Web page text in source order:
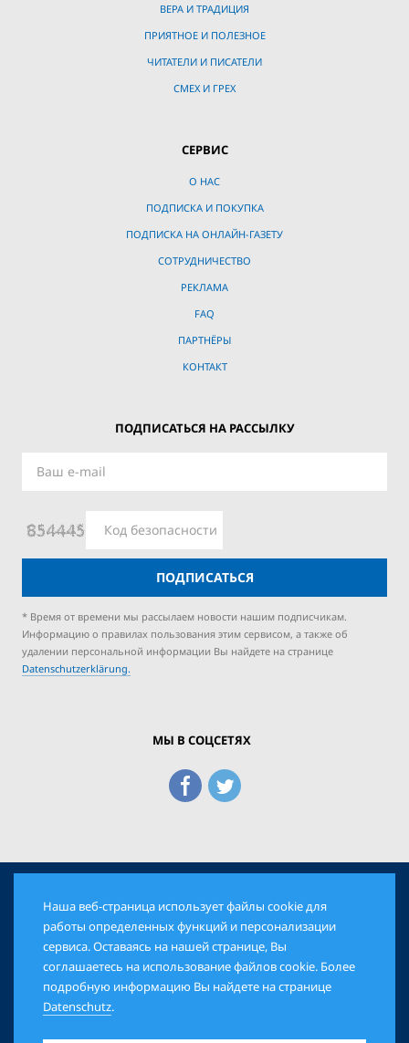
ВЕРА И ТРАДИЦИЯ
ПРИЯТНОЕ И ПОЛЕЗНОЕ
ЧИТАТЕЛИ И ПИСАТЕЛИ
СМЕХ И ГРЕХ
СЕРВИС
О НАС
ПОДПИСКА И ПОКУПКА
ПОДПИСКА НА ОНЛАЙН-ГАЗЕТУ
СОТРУДНИЧЕСТВО
РЕКЛАМА
FAQ
ПАРТНЁРЫ
КОНТАКТ
ПОДПИСАТЬСЯ НА РАССЫЛКУ
ПОДПИСАТЬСЯ
* Время от времени мы рассылаем новости нашим подписчикам.
Информацию о правилах пользования этим сервисом, а также об
удалении персональной информации Вы найдете на странице
Datenschutzerklärung.
МЫ В СОЦСЕТЯХ
© 2026 Еврейская Панорама. Все права защищены
AGB DATENSCHUTZ IMPRESSUM
Наша веб-страница использует файлы cookie для
работы определенных функций и персонализации
сервиса. Оставаясь на нашей странице, Вы
соглашаетесь на использование файлов cookie. Более
подробную информацию Вы найдете на странице
Datenschutz.